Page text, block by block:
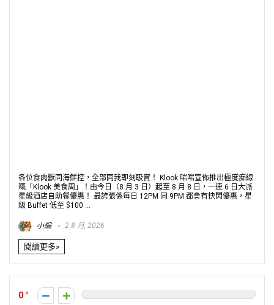
各位食肉獸同海鮮控，全部同我即刻𥄫實！ Klook 啱啱宣佈推出極度痴線
嘅「Klook 美食周」！由今日（8 月 3 日）起至 8 月 8 日，一連 6 日大派
星級酒店自助餐優惠！ 最誇張係每日 12PM 同 9PM 都會有快閃優惠，星
級 Buffet 低至 $100 ...
小編 2 8 月, 2026
閱讀更多»
0